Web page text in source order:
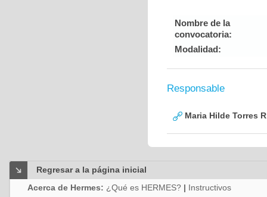
Nombre de la
convocatoria:
Modalidad:
Responsable
Maria Hilde Torres
Regresar a la página inicial
Acerca de Hermes: ¿Qué es HERMES? | Instructivos